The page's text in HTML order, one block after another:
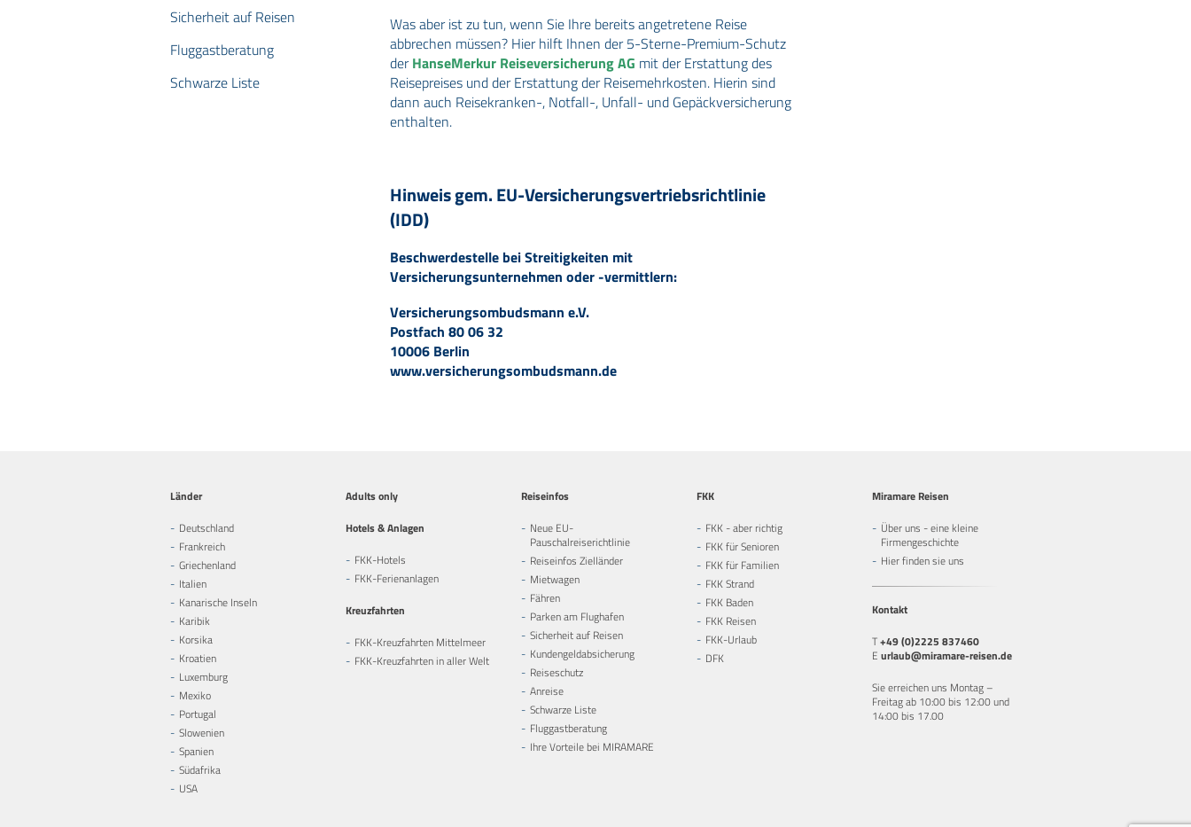
Sicherheit auf Reisen
Fluggastberatung
Schwarze Liste
Was aber ist zu tun, wenn Sie Ihre bereits angetretene Reise
abbrechen müssen? Hier hilft Ihnen der 5-Sterne-Premium-Schutz
derHanseMerkur Reiseversicherung AG mit der Erstattung des
Reisepreises und der Erstattung der Reisemehrkosten. Hierin sind
dann auch Reisekranken-, Notfall-, Unfall- und Gepäckversicherung
enthalten.
Hinweis gem. EU-Versicherungsvertriebsrichtlinie
(IDD)
Beschwerdestelle bei Streitigkeiten mit
Versicherungsunternehmen oder -vermittlern:
Versicherungsombudsmann e.V.
Postfach 80 06 32
10006 Berlin
www.versicherungsombudsmann.de
Länder
Deutschland
Frankreich
Griechenland
Italien
Kanarische Inseln
Karibik
Korsika
Kroatien
Luxemburg
Mexiko
Portugal
Slowenien
Spanien
Südafrika
USA
Adults only
Hotels & Anlagen
FKK-Hotels
FKK-Ferienanlagen
Kreuzfahrten
FKK-Kreuzfahrten Mittelmeer
FKK-Kreuzfahrten in aller Welt
Reiseinfos
Neue EU-
Pauschalreiserichtlinie
Reiseinfos Zielländer
Mietwagen
Fähren
Parken am Flughafen
Sicherheit auf Reisen
Kundengeldabsicherung
Reiseschutz
Anreise
Schwarze Liste
Fluggastberatung
Ihre Vorteile bei MIRAMARE
FKK
FKK - aber richtig
FKK für Senioren
FKK für Familien
FKK Strand
FKK Baden
FKK Reisen
FKK-Urlaub
DFK
Miramare Reisen
Über uns - eine kleine
Firmengeschichte
Hier finden sie uns
Kontakt
T+49 (0)2225 837460
E urlaub@miramare-reisen.de
Sie erreichen uns Montag –
Freitag ab 10:00 bis 12:00 und
14:00 bis 17.00